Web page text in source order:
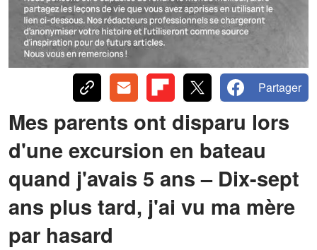
Partager
Mes parents ont disparu lors
d'une excursion en bateau
quand j'avais 5 ans – Dix-sept
ans plus tard, j'ai vu ma mère
par hasard